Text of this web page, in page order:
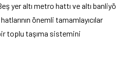
yer altı metro hattı ve altı banliyö
önemli tamamlayıcılar
toplu taşıma sistemini